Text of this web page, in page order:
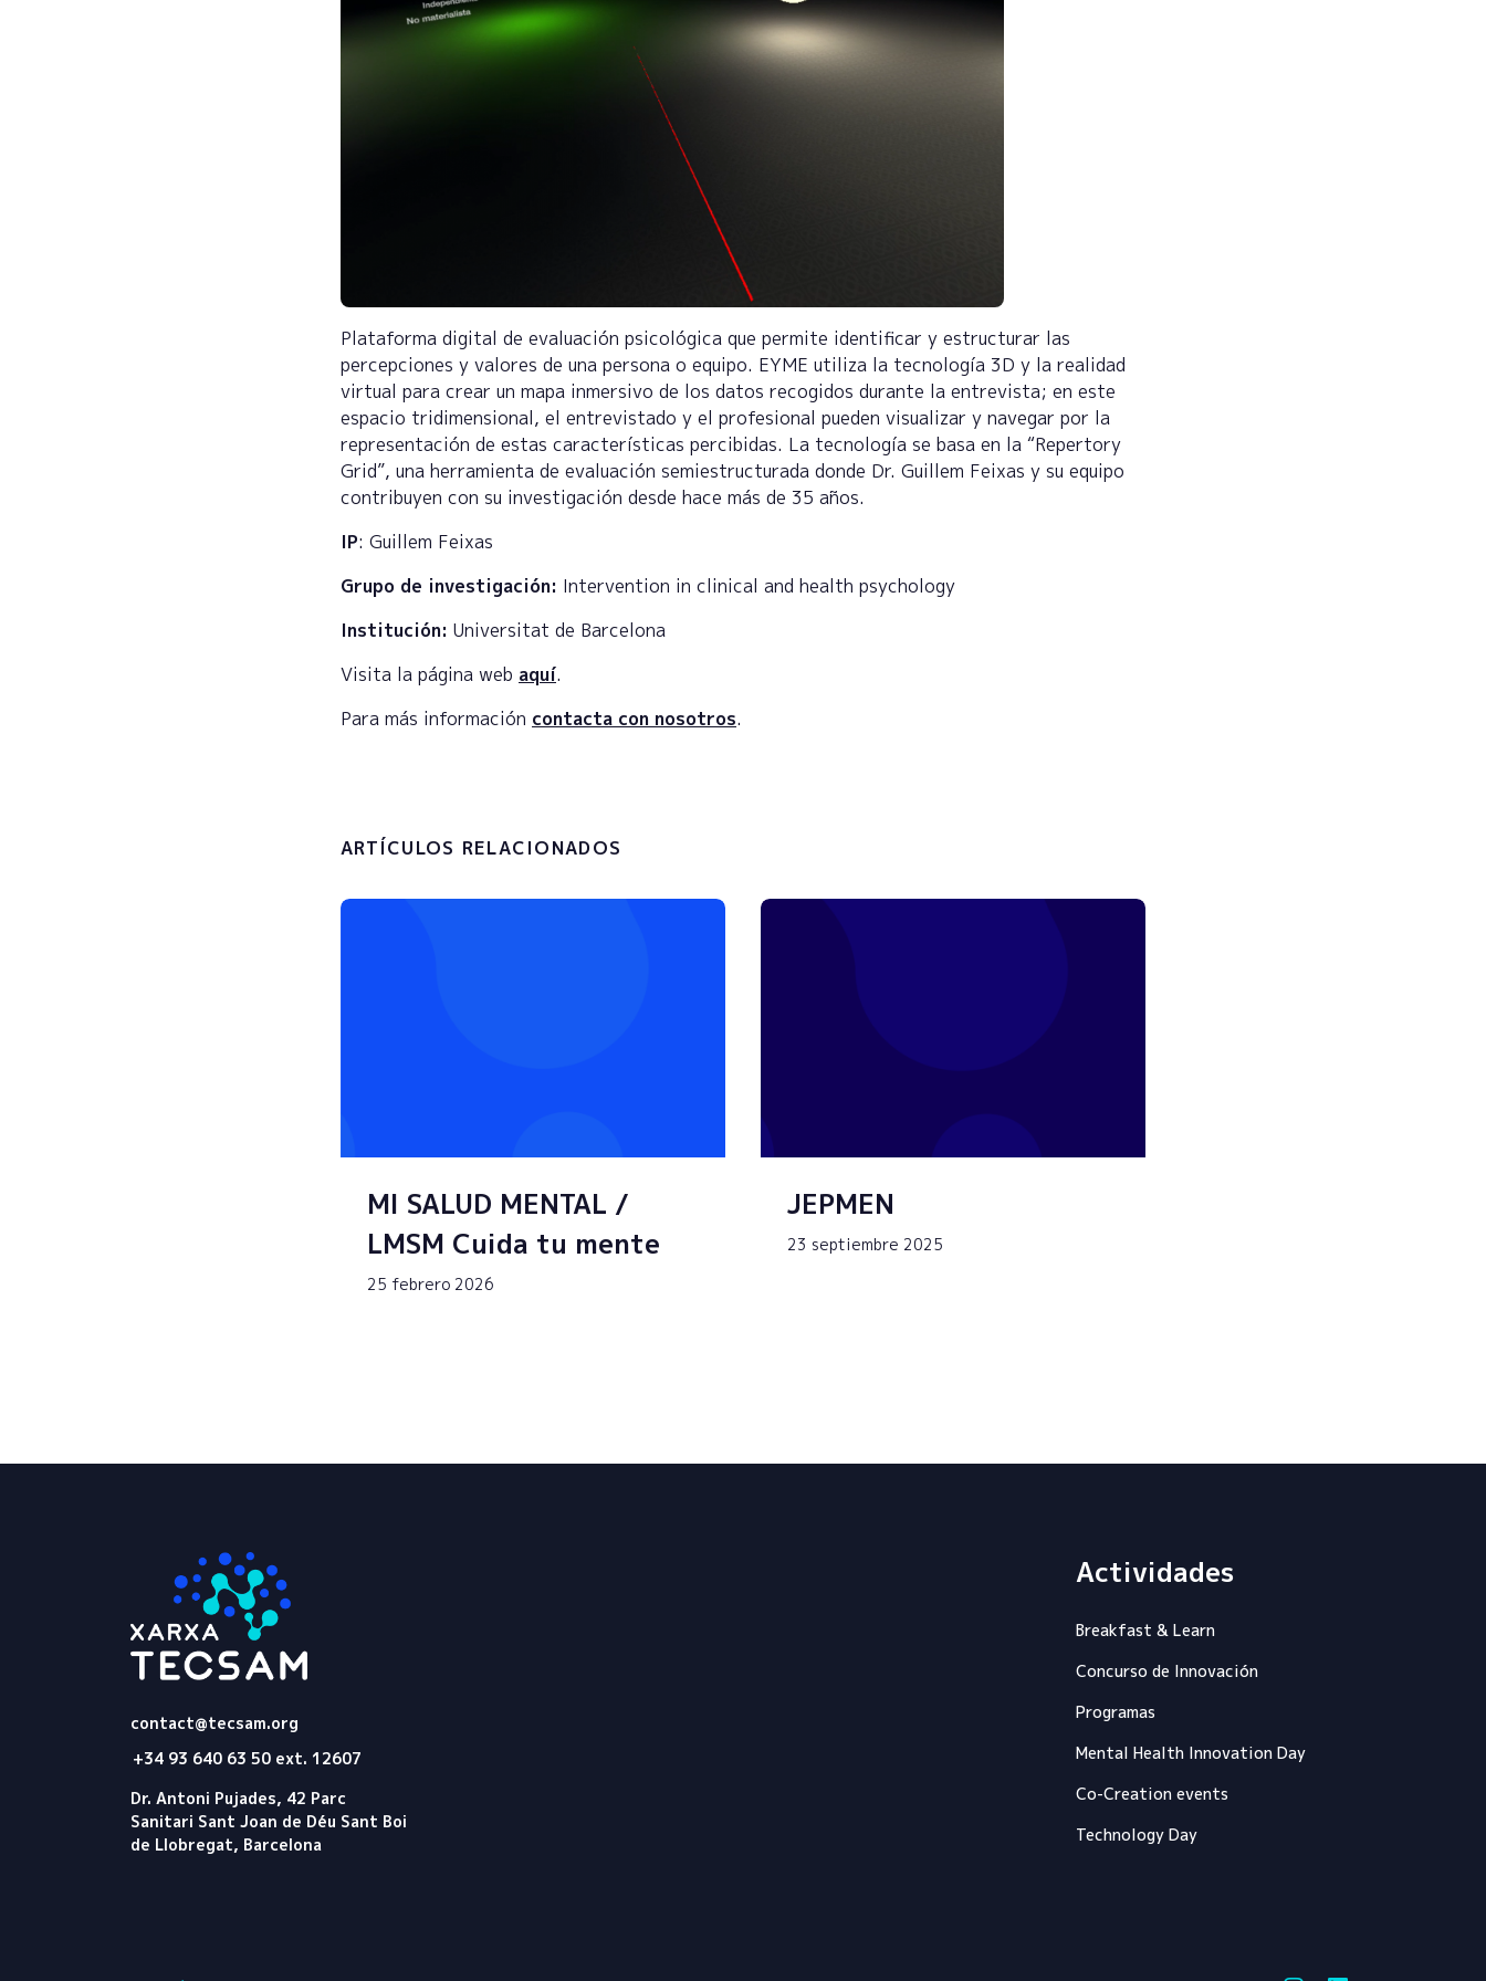
Plataforma digital de evaluación psicológica que permite identificar y estructurar las
percepciones y valores de una persona o equipo. EYME utiliza la tecnología 3D y la realidad
virtual para crear un mapa inmersivo de los datos recogidos durante la entrevista; en este
espacio tridimensional, el entrevistado y el profesional pueden visualizar y navegar por la
representación de estas características percibidas. La tecnología se basa en la “Repertory
Grid”, una herramienta de evaluación semiestructurada donde Dr. Guillem Feixas y su equipo
contribuyen con su investigación desde hace más de 35 años.
IP: Guillem Feixas
Grupo de investigación: Intervention in clinical and health psychology
Institución: Universitat de Barcelona
Visita la página web aquí.
Para más información contacta con nosotros.
ARTÍCULOS RELACIONADOS
MI SALUD MENTAL /
LMSM Cuida tu mente
25 febrero 2026
JEPMEN
23 septiembre 2025
contact@tecsam.org
+34 93 640 63 50 ext. 12607
Dr. Antoni Pujades, 42 Parc
Sanitari Sant Joan de Déu Sant Boi
de Llobregat, Barcelona
Actividades
Breakfast & Learn
Concurso de Innovación
Programas
Mental Health Innovation Day
Co-Creation events
Technology Day